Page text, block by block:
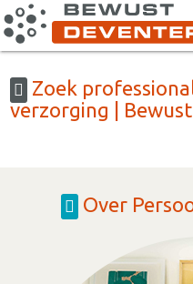
Zoek
verzorging |
Over